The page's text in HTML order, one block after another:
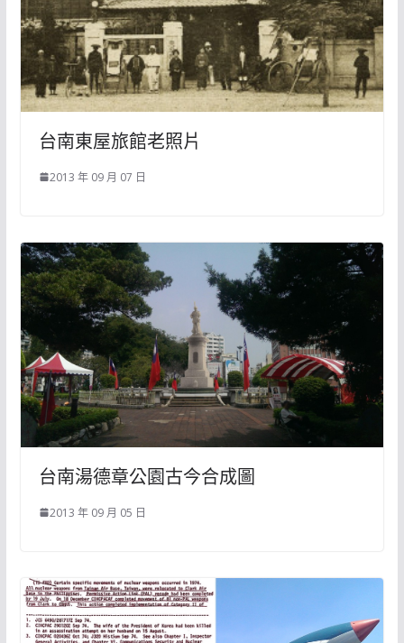
台南東屋旅館老照片
2013 年 09 月 07 日
台南湯德章公園古今合成圖
2013 年 09 月 05 日